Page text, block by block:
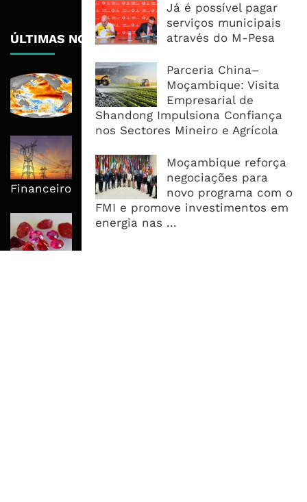
Já é possível pagar
serviços municipais
através do M-Pesa
Parceria China–
Moçambique: Visita
Empresarial de
Shandong Impulsiona Confiança
nos Sectores Mineiro e Agrícola
Moçambique reforça
negociações para
novo programa com o
FMI e promove investimentos em
energia nas ...
ÚLTIMAS NOTÍCIAS
El Niño Pode Empurrar Mais 49
Milhões Para Insegurança Alimentar
Aguda Até 2027
Benefícios Locais Com Electrificação
de Comunidades Antes do Fecho
Financeiro
Moçambique Leva Leilão